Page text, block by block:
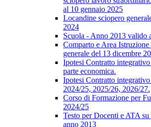
al 10 gennaio 2025
Locandine sciopero
2024
Scuola - Anno 2013 valido
Comparto e Area
generale del 13 dicembre
Ipotesi Contratto
parte economica.
Ipotesi Contratto
2024/25, 2025/26, 2026/27.
Corso di Formazione per
2024/25
Testo per Docenti e ATA
anno 2013